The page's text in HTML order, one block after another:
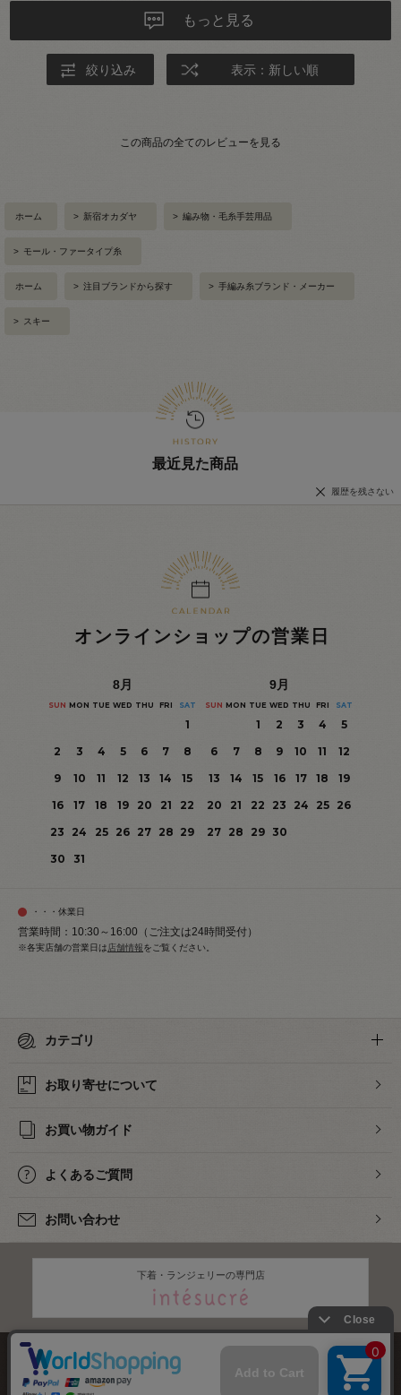
もっと見る
絞り込み 表示：新しい順
この商品の全てのレビューを見る
ホーム > 新宿オカダヤ > 編み物・毛糸手芸用品
> モール・ファータイプ糸
ホーム > 注目ブランドから探す > 手編み糸ブランド・メーカー
> スキー
最近見た商品
履歴を残さない
オンラインショップの営業日
8月
SUN MON TUE WED THU FRI SAT
1
2
3 4 5 6 7
8
9
10 11 12 13 14
15
16
17 18 19 20 21
22
23
24 25 26 27 28 29
30
31
9月
SUN MON TUE WED THU FRI SAT
1 2 3 4
5
6
7 8 9 10 11
12
13
14 15 16 17 18
19
20
21 22 23 24 25
26
27 28 29 30
・・・休業日
営業時間：10:30～16:00（ご注文は24時間受付）
※各実店舗の営業日は 店舗情報をご覧ください。
カテゴリ
お取り寄せについて
お買い物ガイド
よくあるご質問
お問い合わせ
下着・ランジェリーの専門店
株式会社オカダヤ